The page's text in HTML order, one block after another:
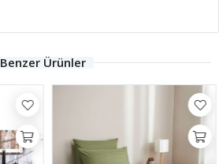
Benzer Ürünler